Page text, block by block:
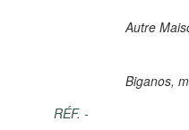
RÉF. -
Autre
Biganos,